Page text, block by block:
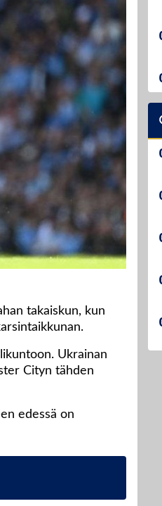
takaiskun, kun
Ukrainan
Cityn tähden
edessä on